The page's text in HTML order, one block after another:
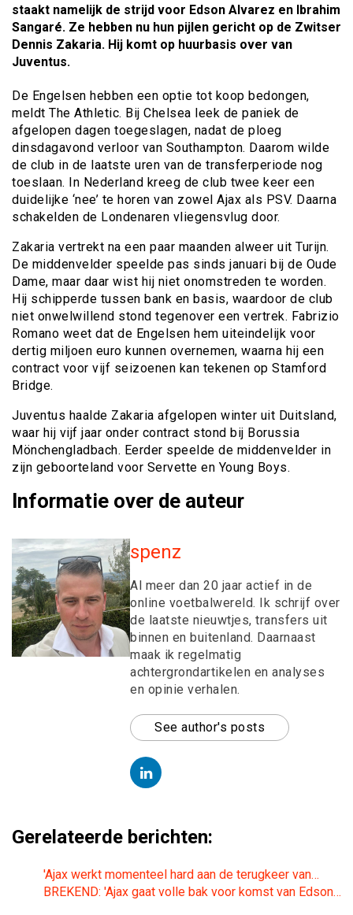
staakt namelijk de strijd voor Edson Alvarez en Ibrahim
Sangaré. Ze hebben nu hun pijlen gericht op de Zwitser
Dennis Zakaria. Hij komt op huurbasis over van
Juventus.
De Engelsen hebben een optie tot koop bedongen,
meldt The Athletic. Bij Chelsea leek de paniek de
afgelopen dagen toegeslagen, nadat de ploeg
dinsdagavond verloor van Southampton. Daarom wilde
de club in de laatste uren van de transferperiode nog
toeslaan. In Nederland kreeg de club twee keer een
duidelijke ‘nee’ te horen van zowel Ajax als PSV. Daarna
schakelden de Londenaren vliegensvlug door.
Zakaria vertrekt na een paar maanden alweer uit Turijn.
De middenvelder speelde pas sinds januari bij de Oude
Dame, maar daar wist hij niet onomstreden te worden.
Hij schipperde tussen bank en basis, waardoor de club
niet onwelwillend stond tegenover een vertrek. Fabrizio
Romano weet dat de Engelsen hem uiteindelijk voor
dertig miljoen euro kunnen overnemen, waarna hij een
contract voor vijf seizoenen kan tekenen op Stamford
Bridge.
Juventus haalde Zakaria afgelopen winter uit Duitsland,
waar hij vijf jaar onder contract stond bij Borussia
Mönchengladbach. Eerder speelde de middenvelder in
zijn geboorteland voor Servette en Young Boys.
Informatie over de auteur
spenz
Al meer dan 20 jaar actief in de
online voetbalwereld. Ik schrijf over
de laatste nieuwtjes, transfers uit
binnen en buitenland. Daarnaast
maak ik regelmatig
achtergrondartikelen en analyses
en opinie verhalen.
See author's posts
Gerelateerde berichten:
'Ajax werkt momenteel hard aan de terugkeer van…
BREKEND: 'Ajax gaat volle bak voor komst van Edson…